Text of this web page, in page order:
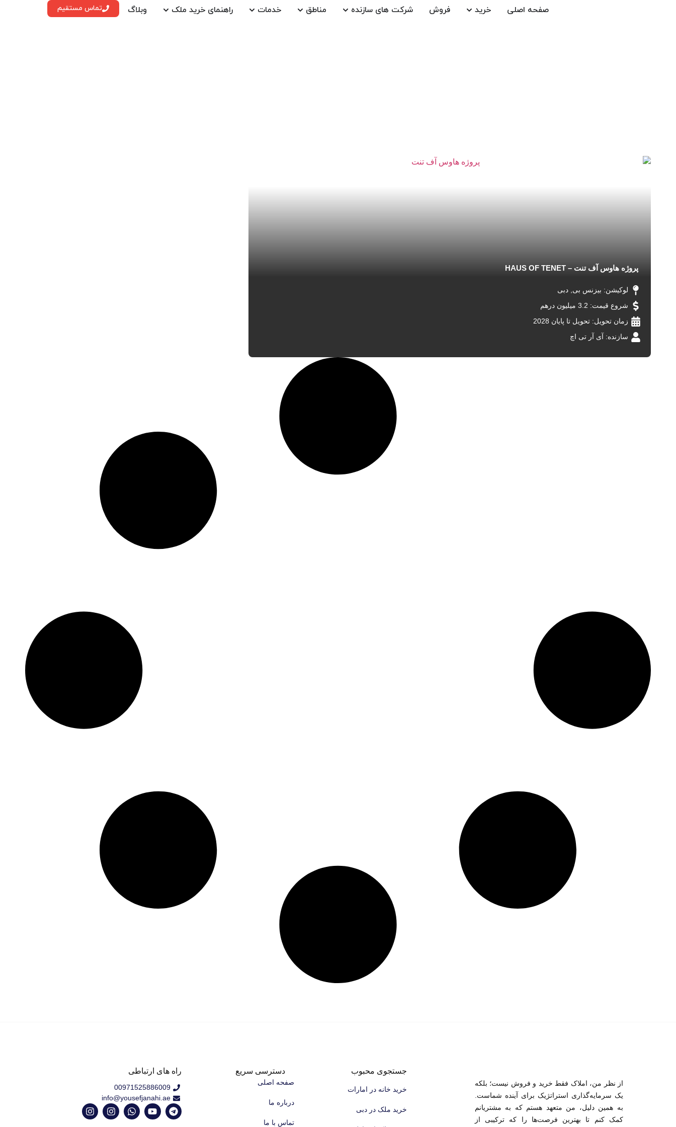
صفحه اصلی خرید فروش شرکت های سازنده مناطق خدمات راهنمای خرید ملک وبلاگ تماس مستقیم
لوکیشن: بیزنس بی دبی
شروع قیمت: 3.2 میلیون درهم
زمان تحویل: تحویل تا پایان 2028
سازنده: آی آر تی اچ
پروژه هاوس آف تنت – HAUS OF TENET
از نظر من، املاک فقط خرید و فروش نیست؛ بلکه
یک سرمایه‌گذاری استراتژیک برای آینده شماست.
به همین دلیل، من متعهد هستم که به مشتریانم
کمک کنم تا بهترین فرصت‌ها را که ترکیبی از
جستجوی محبوب
خرید خانه در امارات
خرید ملک در دبی
دسترسی سریع
صفحه اصلی
درباره ما
تماس با ما
راه های ارتباطی
00971525886009
info@yousefjanahi.ae